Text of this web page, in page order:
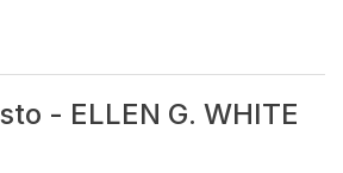
- ELLEN G. WHITE